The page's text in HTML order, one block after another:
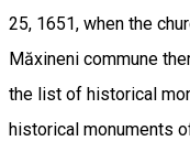
25, 1651, when the
Măxineni commune
the list of historical
historical monuments